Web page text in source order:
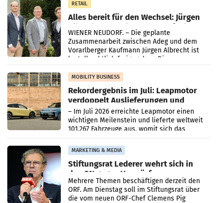
RETAIL
Alles bereit für den Wechsel: Jürgen
Albrecht setzt ab 1.1.2027 auf Adeg
WIENER NEUDORF. – Die geplante
Zusammenarbeit zwischen Adeg und dem
Vorarlberger Kaufmann Jürgen Albrecht ist
kartellrechtlich freigegeben: Die
Bundeswettbewerbsbehörde und der
Bundeskartellanwalt
MOBILITY BUSINESS
Rekordergebnis im Juli: Leapmotor
verdoppelt Auslieferungen und
überschreitet die 100.000er-Marke
– Im Juli 2026 erreichte Leapmotor einen
wichtigen Meilenstein und lieferte weltweit
101.267 Fahrzeuge aus, womit sich das
Ergebnis gegenüber Juli 2025 mehr als
verdoppelte (+102
MARKETING & MEDIA
Stiftungsrat Lederer wehrt sich in
den SN gegen Vorwürfe
Mehrere Themen beschäftigen derzeit den
ORF. Am Dienstag soll im Stiftungsrat über
die vom neuen ORF-Chef Clemens Pig